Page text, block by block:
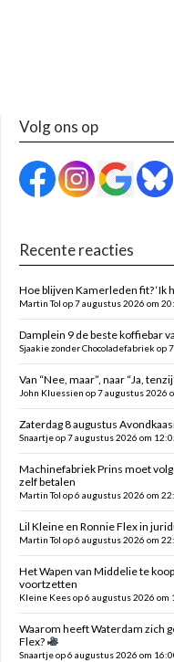
Volg ons op
Recente reacties
Hoe blijven Kamerleden fit? ‘Ik
Martin Tol op 7 augustus 2026 om
Damplein 9 de beste koffiebar
Sjaakie zonder Chocoladefabriek op
Van “Nee, maar”, naar “Ja,
John Kluessien op 7 augustus 2026
Zaterdag 8 augustus
Snaartje op 7 augustus 2026 om
Machinefabriek Prins moet
zelf betalen
Martin Tol op 6 augustus 2026 om
Lil Kleine en Ronnie Flex in
Martin Tol op 6 augustus 2026 om
Het Wapen van Middelie te
voortzetten
Kleine Kees op 6 augustus 2026 om
Waarom heeft Waterdam zich
Flex?
Snaartje op 6 augustus 2026 om